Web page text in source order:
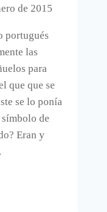
de 2015
portugués
las
para
que que se
se lo ponía
de
Eran y